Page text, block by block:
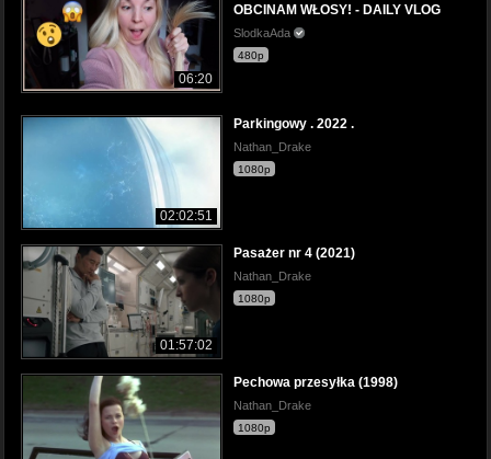
06:20
OBCINAM WŁOSY! - DAILY VLOG
SlodkaAda
480p
02:02:51
Parkingowy . 2022 .
Nathan_Drake
1080p
01:57:02
Pasażer nr 4 (2021)
Nathan_Drake
1080p
Pechowa przesyłka (1998)
Nathan_Drake
1080p